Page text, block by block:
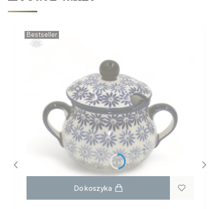
Bestseller
Do koszyka